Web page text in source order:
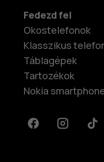
Fedezd fel
Okostelefonok
Klasszikus
Táblagépek
Tartozékok
Nokia
FacebookInstagram